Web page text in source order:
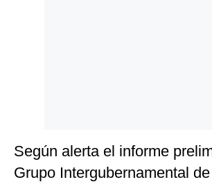
Según alerta el informe
Grupo Intergubernamental